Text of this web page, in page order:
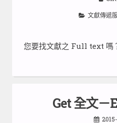
文獻傳遞
您要找文獻之 Full text 嗎
Get 全文－